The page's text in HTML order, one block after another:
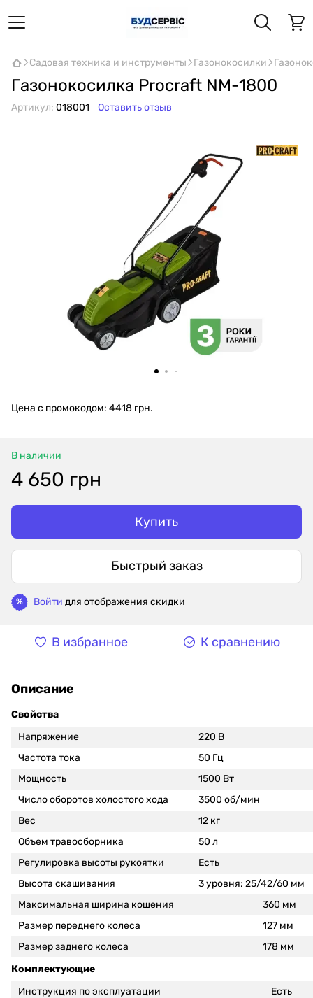
Садовая техника и инструменты Газонокосилки
Газонокосилка Procraft NM-1800
Артикул: 018001 Оставить отзыв
Цена с промокодом: 4418 грн.
В наличии
4 650 грн
Купить
Быстрый заказ
% Войти для отображения скидки
В избранное К сравнению
Описание
Свойства
Напряжение
220 В
Частота тока
50 Гц
Мощность
1500 Вт
Число оборотов холостого хода
3500 об/мин
Вес
12 кг
Объем травосборника
50 л
Регулировка высоты рукоятки
Есть
Высота скашивания
3 уровня: 25/42/60 мм
Максимальная ширина кошения
360 мм
Размер переднего колеса
127 мм
Размер заднего колеса
178 мм
Комплектующие
Инструкция по эксплуатации
Есть